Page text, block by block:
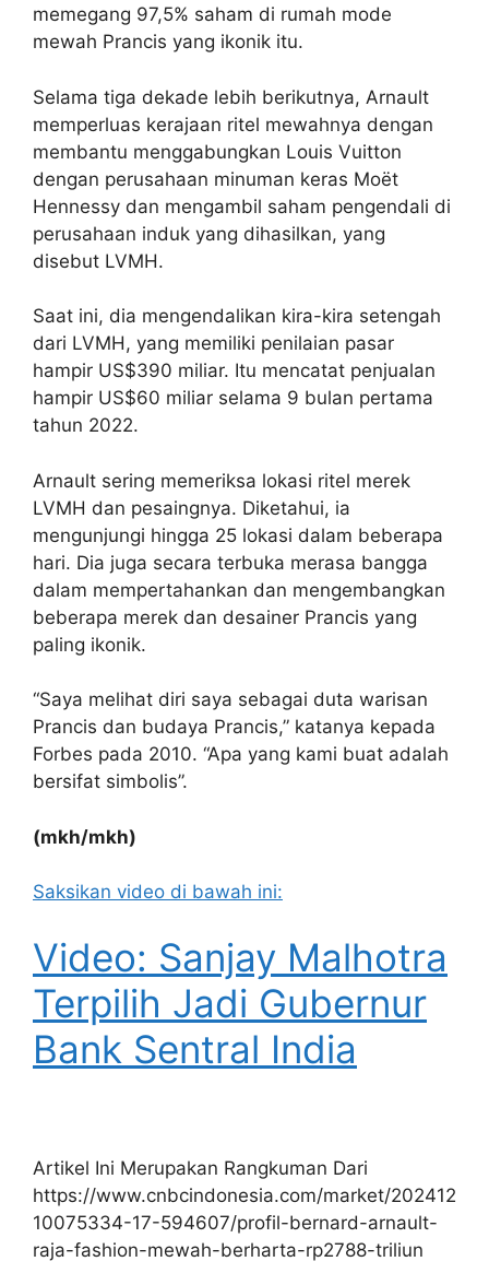
memegang 97,5% saham di rumah mode
mewah Prancis yang ikonik itu.
Selama tiga dekade lebih berikutnya, Arnault
memperluas kerajaan ritel mewahnya dengan
membantu menggabungkan Louis Vuitton
dengan perusahaan minuman keras Moët
Hennessy dan mengambil saham pengendali di
perusahaan induk yang dihasilkan, yang
disebut LVMH.
Saat ini, dia mengendalikan kira-kira setengah
dari LVMH, yang memiliki penilaian pasar
hampir US$390 miliar. Itu mencatat penjualan
hampir US$60 miliar selama 9 bulan pertama
tahun 2022.
Arnault sering memeriksa lokasi ritel merek
LVMH dan pesaingnya. Diketahui, ia
mengunjungi hingga 25 lokasi dalam beberapa
hari. Dia juga secara terbuka merasa bangga
dalam mempertahankan dan mengembangkan
beberapa merek dan desainer Prancis yang
paling ikonik.
“Saya melihat diri saya sebagai duta warisan
Prancis dan budaya Prancis,” katanya kepada
Forbes pada 2010. “Apa yang kami buat adalah
bersifat simbolis”.
(mkh/mkh)
Saksikan video di bawah ini:
Video: Sanjay Malhotra
Terpilih Jadi Gubernur
Bank Sentral India
Artikel Ini Merupakan Rangkuman Dari
https://www.cnbcindonesia.com/market/202412
10075334-17-594607/profil-bernard-arnault-
raja-fashion-mewah-berharta-rp2788-triliun